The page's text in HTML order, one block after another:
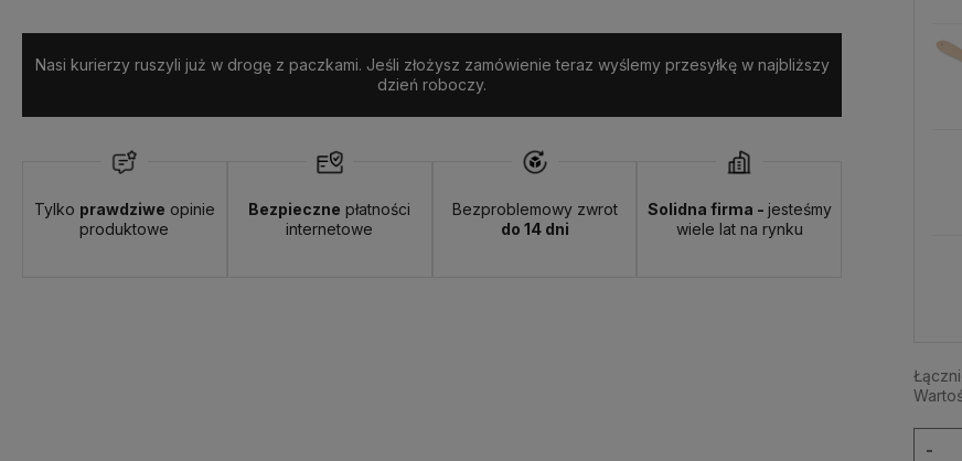
Nasi kurierzy ruszyli już w drogę z paczkami. Jeśli złożysz zamówienie teraz wyślemy przesyłkę w najbliższy
dzień roboczy.
Tylko prawdziwe opinie
produktowe
Bezpieczne płatności
internetowe
Bezproblemowy zwrot
do 14 dni
Solidna firma - jesteśmy
wiele lat na rynku
-